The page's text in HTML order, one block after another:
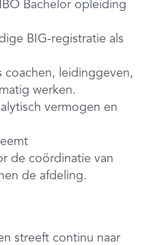
Bachelor opleiding
BIG-registratie als
coachen, leidinggeven,
werken.
vermogen en
de coördinatie van
de afdeling.
streeft continu naar